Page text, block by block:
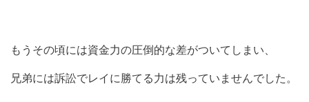
もうその頃には資金力の圧倒的な差がついてしまい、
兄弟には訴訟でレイに勝てる力は残っていませんでした。